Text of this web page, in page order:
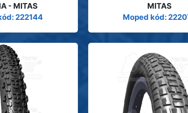
- MITAS
222144
MITAS
Moped kód: